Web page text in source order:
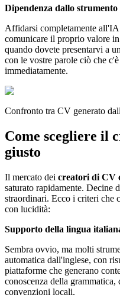
Dipendenza dallo strumento
Affidarsi completamente
comunicare il proprio valore
quando dovete presentarvi a
con le vostre parole ciò che
immediatamente.
Confronto tra CV generato
Come scegliere il
giusto
Il mercato dei creatori di CV
saturato rapidamente. Decine
straordinari. Ecco i criteri che
con lucidità:
Supporto della lingua
Sembra ovvio, ma molti
automatica dall'inglese, con
piattaforme che generano
conoscenza della
convenzioni locali.